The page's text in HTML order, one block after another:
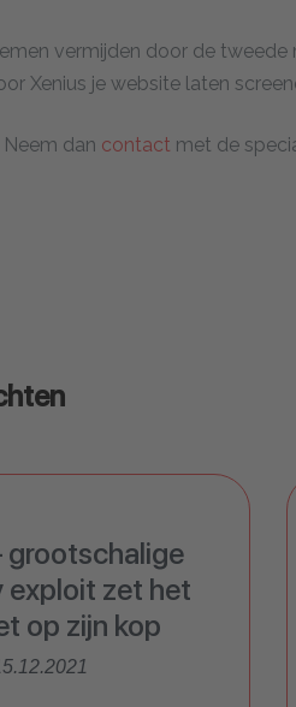
vermijden door de
Xenius je website laten
dan contact met de
grootschalige
exploit zet het
op zijn kop